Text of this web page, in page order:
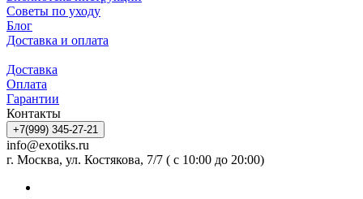
Советы по уходу
Блог
Доставка и оплата
Доставка
Оплата
Гарантии
Контакты
+7(999) 345-27-21
info@exotiks.ru
г. Москва, ул. Костякова, 7/7 ( с 10:00 до 20:00)